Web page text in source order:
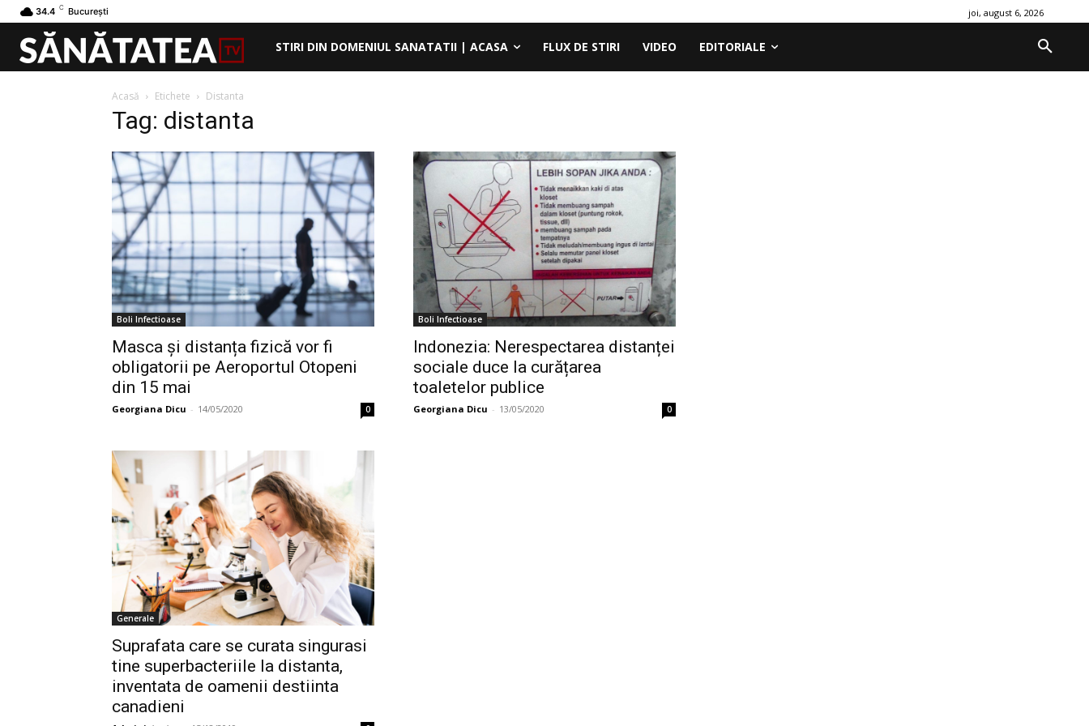
34.4 C București joi, august 6, 2026
STIRI DIN DOMENIUL SANATATII | ACASA FLUX DE STIRI VIDEO EDITORIALE
Acasă Etichete Distanta
Tag: distanta
Boli Infectioase
Masca și distanța fizică vor fi
obligatorii pe Aeroportul Otopeni
din 15 mai
Georgiana Dicu - 14/05/2020 0
Boli Infectioase
Indonezia: Nerespectarea distanței
sociale duce la curățarea
toaletelor publice
Georgiana Dicu - 13/05/2020 0
Generale
Suprafata care se curata singurasi
tine superbacteriile la distanta,
inventata de oamenii destiinta
canadieni